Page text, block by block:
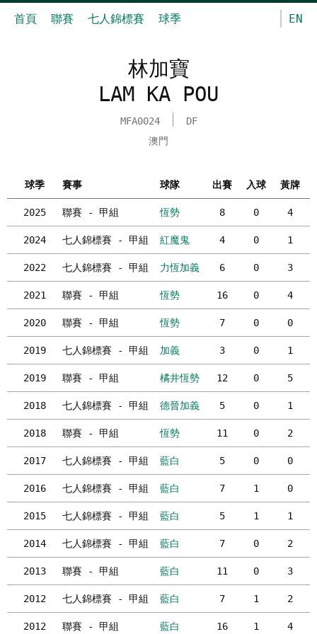
首頁 聯賽 七人錦標賽 球季 EN
林加寶
LAM KA POU
MFA0024
DF
澳門
球季 賽事 球隊 出賽 入球 黃牌
2025 聯賽 - 甲組 恆勢 8 0 4
2024 七人錦標賽 - 甲組 紅魔鬼 4 0 1
2022 七人錦標賽 - 甲組 力恆加義 6 0 3
2021 聯賽 - 甲組 恆勢 16 0 4
2020 聯賽 - 甲組 恆勢 7 0 0
2019 七人錦標賽 - 甲組 加義 3 0 1
2019 聯賽 - 甲組 橘井恆勢 12 0 5
2018 七人錦標賽 - 甲組 德晉加義 5 0 1
2018 聯賽 - 甲組 恆勢 11 0 2
2017 七人錦標賽 - 甲組 藍白 5 0 0
2016 七人錦標賽 - 甲組 藍白 7 1 0
2015 七人錦標賽 - 甲組 藍白 5 1 1
2014 七人錦標賽 - 甲組 藍白 7 0 2
2013 聯賽 - 甲組 藍白 11 0 3
2012 七人錦標賽 - 甲組 藍白 7 1 2
2012 聯賽 - 甲組 藍白 16 1 4